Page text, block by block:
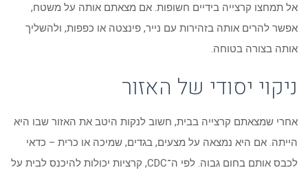
אל תמחצו קרצייה בידיים חשופות. אם מצאתם אותה על משטח,
אפשר להרים אותה בזהירות עם נייר, פינצטה או כפפות, ולהשליך
אותה בצורה בטוחה.
ניקוי יסודי של האזור
אחרי שמצאתם קרצייה בבית, חשוב לנקות היטב את האזור שבו היא
הייתה. אם היא נמצאה על מצעים, בגדים, שמיכה או כרית – כדאי
לכבס אותם בחום גבוה. לפי ה־CDC, קרציות יכולות להיכנס לבית על